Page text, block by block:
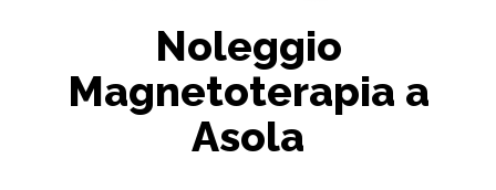
Noleggio
Magnetoterapia a
Asola